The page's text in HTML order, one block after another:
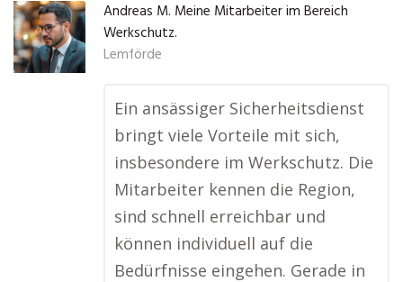
Andreas M. Meine Mitarbeiter im Bereich
Werkschutz.
Lemförde
Ein ansässiger Sicherheitsdienst
bringt viele Vorteile mit sich,
insbesondere im Werkschutz. Die
Mitarbeiter kennen die Region,
sind schnell erreichbar und
können individuell auf die
Bedürfnisse eingehen. Gerade in